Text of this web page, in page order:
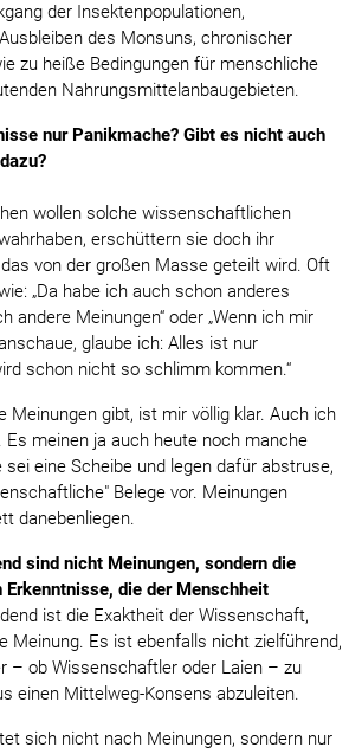
der Insektenpopulationen,
des Monsuns, chronischer
zu heiße Bedingungen für menschliche
Nahrungsmittelanbaugebieten.
nur Panikmache? Gibt es nicht auch
wollen solche wissenschaftlichen
erschüttern sie doch ihr
von der großen Masse geteilt wird. Oft
„Da habe ich auch schon anderes
andere Meinungen“ oder „Wenn ich mir
glaube ich: Alles ist nur
schon nicht so schlimm kommen.“
Meinungen gibt, ist mir völlig klar. Auch ich
Es meinen ja auch heute noch manche
sei eine Scheibe und legen dafür abstruse,
Belege vor. Meinungen
danebenliegen.
sind nicht Meinungen, sondern die
die der Menschheit
ist die Exaktheit der Wissenschaft,
Meinung. Es ist ebenfalls nicht zielführend,
– ob Wissenschaftler oder Laien – zu
einen Mittelweg-Konsens abzuleiten.
sich nicht nach Meinungen, sondern nur